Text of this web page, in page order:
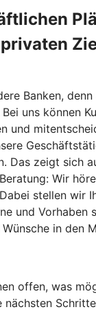
Banken,
uns können
und
Das zeigt sich
Wir
stellen wir
und Vorhaben
in den
offen, was